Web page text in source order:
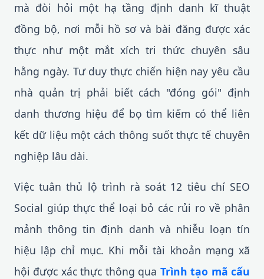
mà đòi hỏi một hạ tầng định danh kĩ thuật
đồng bộ, nơi mỗi hồ sơ và bài đăng được xác
thực như một mắt xích tri thức chuyên sâu
hằng ngày. Tư duy thực chiến hiện nay yêu cầu
nhà quản trị phải biết cách "đóng gói" định
danh thương hiệu để bọ tìm kiếm có thể liên
kết dữ liệu một cách thông suốt thực tế chuyên
nghiệp lâu dài.
Việc tuân thủ lộ trình rà soát 12 tiêu chí SEO
Social giúp thực thể loại bỏ các rủi ro về phân
mảnh thông tin định danh và nhiễu loạn tín
hiệu lập chỉ mục. Khi mỗi tài khoản mạng xã
hội được xác thực thông qua Trình tạo mã cấu